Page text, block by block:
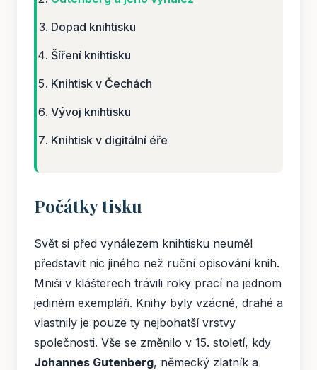
Dopad knihtisku
Šíření knihtisku
Knihtisk v Čechách
Vývoj knihtisku
Knihtisk v digitální éře
Počátky tisku
Svět si před vynálezem knihtisku neuměl
představit nic jiného než ruční opisování knih.
Mniši v klášterech trávili roky prací na jednom
jediném exempláři. Knihy byly vzácné, drahé a
vlastnily je pouze ty nejbohatší vrstvy
společnosti. Vše se změnilo v 15. století, kdy
Johannes Gutenberg, německý zlatník a